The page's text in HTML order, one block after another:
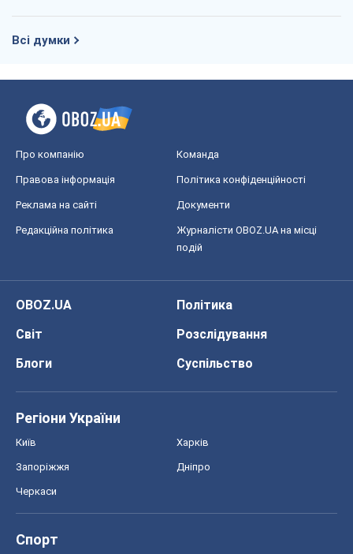
Всі думки
Про компанію Команда
Правова інформація Політика конфіденційності
Реклама на сайті Документи
Редакційна політика
Журналісти OBOZ.UA на місці
подій
OBOZ.UA
Політика
Світ
Розслідування
Блоги
Суспільство
Регіони України
Київ Харків
Запоріжжя Дніпро
Черкаси
Спорт